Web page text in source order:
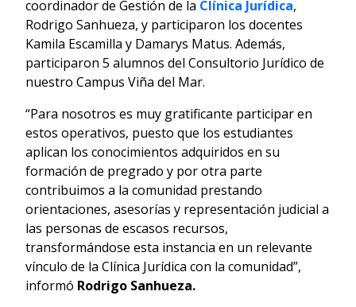
coordinador de Gestión de la Clínica Jurídica,
Rodrigo Sanhueza, y participaron los docentes
Kamila Escamilla y Damarys Matus. Además,
participaron 5 alumnos del Consultorio Jurídico de
nuestro Campus Viña del Mar.
“Para nosotros es muy gratificante participar en
estos operativos, puesto que los estudiantes
aplican los conocimientos adquiridos en su
formación de pregrado y por otra parte
contribuimos a la comunidad prestando
orientaciones, asesorías y representación judicial a
las personas de escasos recursos,
transformándose esta instancia en un relevante
vínculo de la Clínica Jurídica con la comunidad”,
informó Rodrigo Sanhueza.